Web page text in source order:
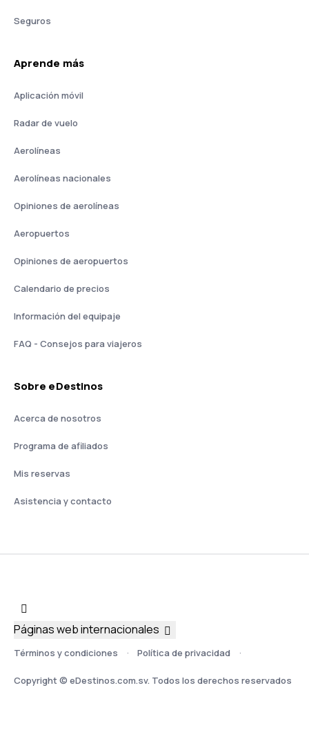
Seguros
Aprende más
Aplicación móvil
Radar de vuelo
Aerolíneas
Aerolíneas nacionales
Opiniones de aerolíneas
Aeropuertos
Opiniones de aeropuertos
Calendario de precios
Información del equipaje
FAQ - Consejos para viajeros
Sobre eDestinos
Acerca de nosotros
Programa de afiliados
Mis reservas
Asistencia y contacto
Términos y condiciones Política de privacidad
Copyright © eDestinos.com.sv. Todos los derechos reservados
Páginas web internacionales